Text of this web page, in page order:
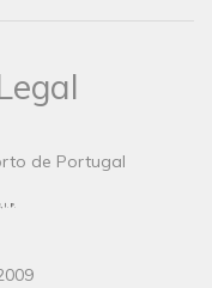
de Portugal